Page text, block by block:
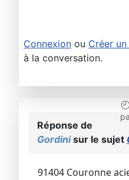
Connexion ou Créer
à la conversation.
Réponse de
Gordinisur le sujet
91404 Couronne